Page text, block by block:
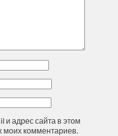
и адрес сайта в этом
моих комментариев.